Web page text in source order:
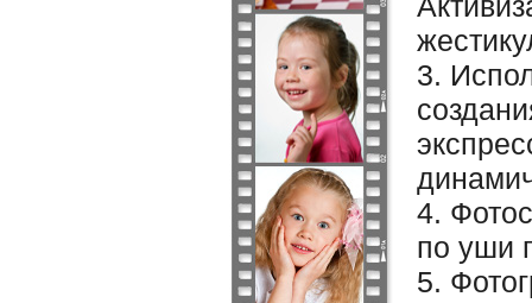
3.
4.
по уши
5.